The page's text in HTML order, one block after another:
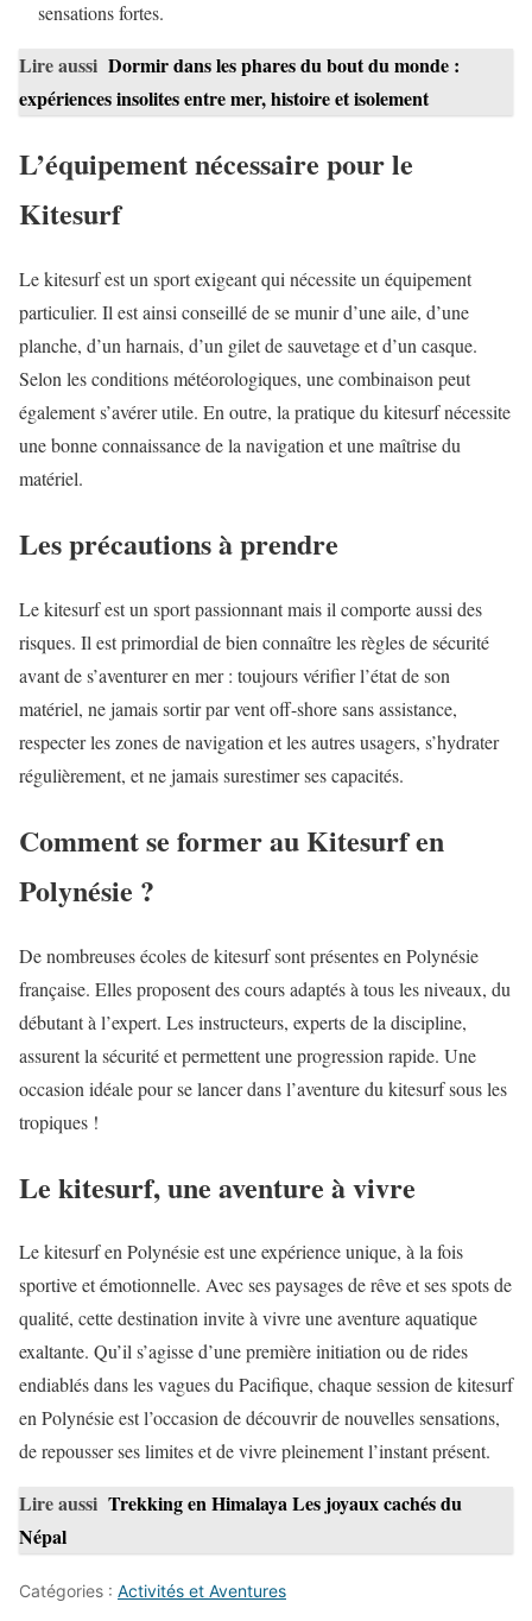
sensations fortes.
Lire aussi Dormir dans les phares du bout du monde :
expériences insolites entre mer, histoire et isolement
L’équipement nécessaire pour le
Kitesurf
Le kitesurf est un sport exigeant qui nécessite un équipement
particulier. Il est ainsi conseillé de se munir d’une aile, d’une
planche, d’un harnais, d’un gilet de sauvetage et d’un casque.
Selon les conditions météorologiques, une combinaison peut
également s’avérer utile. En outre, la pratique du kitesurf nécessite
une bonne connaissance de la navigation et une maîtrise du
matériel.
Les précautions à prendre
Le kitesurf est un sport passionnant mais il comporte aussi des
risques. Il est primordial de bien connaître les règles de sécurité
avant de s’aventurer en mer : toujours vérifier l’état de son
matériel, ne jamais sortir par vent off-shore sans assistance,
respecter les zones de navigation et les autres usagers, s’hydrater
régulièrement, et ne jamais surestimer ses capacités.
Comment se former au Kitesurf en
Polynésie ?
De nombreuses écoles de kitesurf sont présentes en Polynésie
française. Elles proposent des cours adaptés à tous les niveaux, du
débutant à l’expert. Les instructeurs, experts de la discipline,
assurent la sécurité et permettent une progression rapide. Une
occasion idéale pour se lancer dans l’aventure du kitesurf sous les
tropiques !
Le kitesurf, une aventure à vivre
Le kitesurf en Polynésie est une expérience unique, à la fois
sportive et émotionnelle. Avec ses paysages de rêve et ses spots de
qualité, cette destination invite à vivre une aventure aquatique
exaltante. Qu’il s’agisse d’une première initiation ou de rides
endiablés dans les vagues du Pacifique, chaque session de kitesurf
en Polynésie est l’occasion de découvrir de nouvelles sensations,
de repousser ses limites et de vivre pleinement l’instant présent.
Lire aussi Trekking en Himalaya Les joyaux cachés du
Népal
Catégories : Activités et Aventures